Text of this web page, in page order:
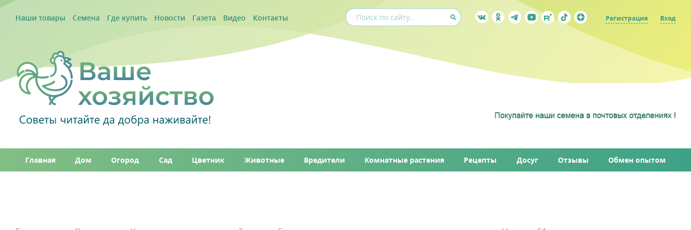
Наши товары Семена Где купить Новости Газета Видео Контакты Регистрация Вход
Главная Дом Огород Сад Цветник Животные Вредители Комнатные растения Рецепты Досуг Отзывы Обмен опытом